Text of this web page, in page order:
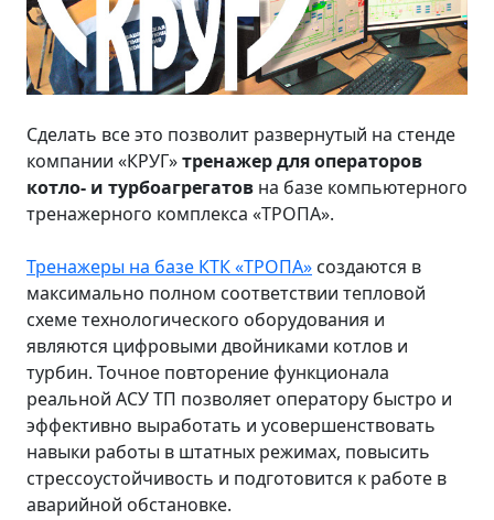
Сделать все это позволит развернутый на стенде
компании «КРУГ»тренажер для операторов
котло- и турбоагрегатов на базе компьютерного
тренажерного комплекса «ТРОПА».
Тренажеры на базе КТК «ТРОПА» создаются в
максимально полном соответствии тепловой
схеме технологического оборудования и
являются цифровыми двойниками котлов и
турбин. Точное повторение функционала
реальной АСУ ТП позволяет оператору быстро и
эффективно выработать и усовершенствовать
навыки работы в штатных режимах, повысить
стрессоустойчивость и подготовится к работе в
аварийной обстановке.